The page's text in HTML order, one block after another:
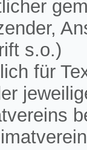
s.o.)
für